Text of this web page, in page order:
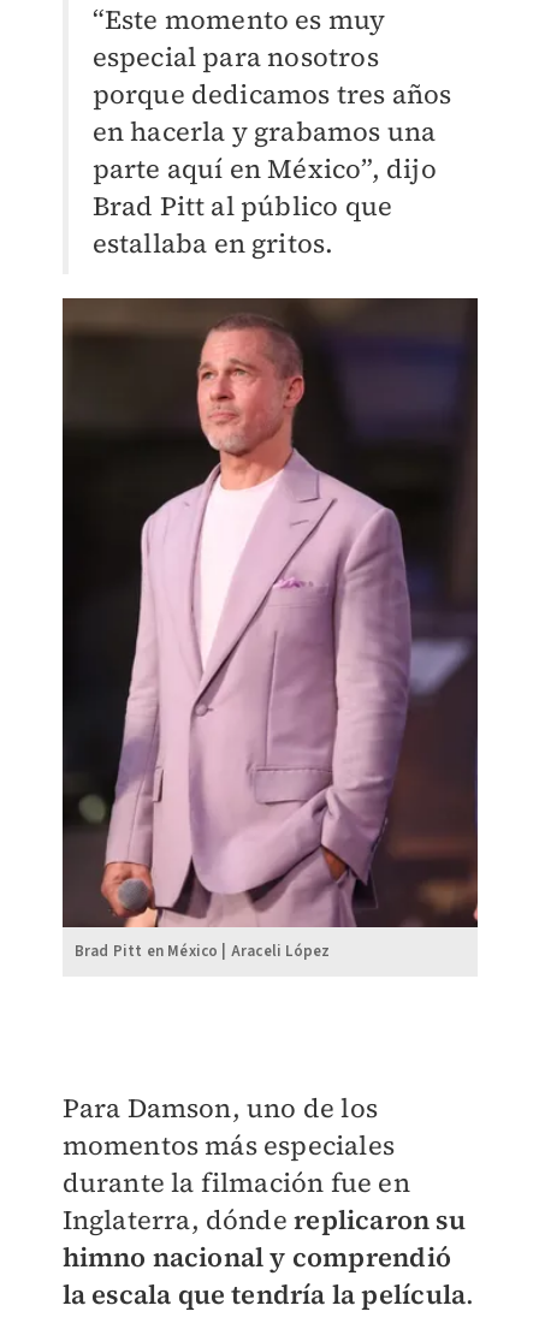
“Este momento es muy
especial para nosotros
porque dedicamos tres años
en hacerla y grabamos una
parte aquí en México”, dijo
Brad Pitt al público que
estallaba en gritos.
Brad Pitt en México | Araceli López
Para Damson, uno de los
momentos más especiales
durante la filmación fue en
Inglaterra, dóndereplicaron su
himno nacional y comprendió
la escala que tendría la película.